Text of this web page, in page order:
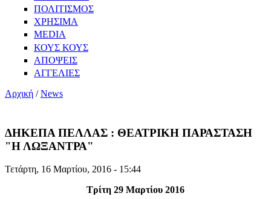
ΠΟΛΙΤΙΣΜΟΣ
ΧΡΗΣΙΜΑ
MEDIA
ΚΟΥΣ ΚΟΥΣ
ΑΠΟΨΕΙΣ
ΑΓΓΕΛΙΕΣ
Αρχική /News
ΔΗΚΕΠΑ ΠΕΛΛΑΣ : ΘΕΑΤΡΙΚΗ ΠΑΡΑΣΤΑΣΗ
"Η ΛΩΞΑΝΤΡΑ"
Τετάρτη, 16 Μαρτίου, 2016 - 15:44
Τρίτη 29 Μαρτίου 2016